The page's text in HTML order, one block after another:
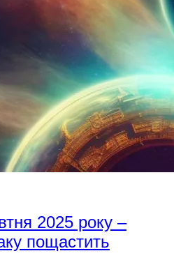
2025 року –
пощастить